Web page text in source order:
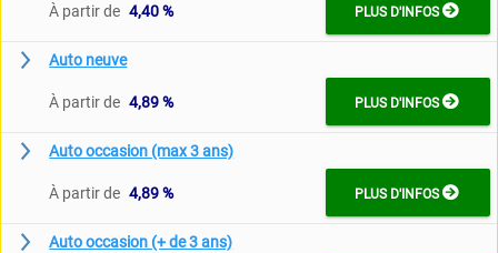
À partir de 4,40 % PLUS D'INFOS
Auto neuve
À partir de 4,89 % PLUS D'INFOS
Auto occasion (max 3 ans)
À partir de 4,89 % PLUS D'INFOS
Auto occasion (+ de 3 ans)